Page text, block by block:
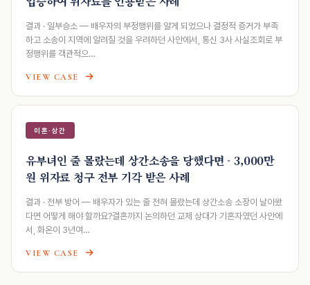
결과 · 일부승소 — 배우자의 부정행위를 알게 되었으나 결정적 증거가 부족
하고 소송이 지역에 알려질 것을 우려하던 사안에서, 통신 3사 사실조회로 부
정행위를 객관적으…
VIEW CASE
이혼·상간
유부녀인 줄 몰랐는데 상간소송을 당했다면 - 3,000만
원 위자료 청구 전부 기각 받은 사례
결과 · 전부 방어 — 배우자가 있는 줄 전혀 몰랐는데 상간소송 소장이 날아왔
다면 어떻게 해야 할까요?결혼까지 논의하던 교제 상대가 기혼자였던 사안에
서, 화온이 3년여…
VIEW CASE